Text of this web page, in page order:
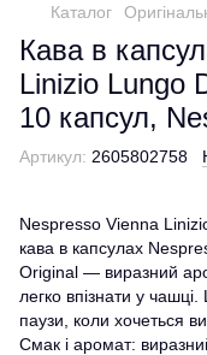
Каталог
Кава в
Linizio Lungo
10 капсул,
Артикул: 2605802758
Nespresso Vienna
кава в капсулах
Original — виразний
легко впізнати у
паузи, коли хочеться
Смак і аромат: